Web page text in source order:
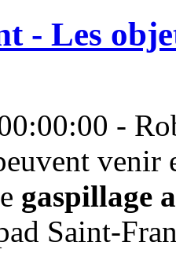
- Les
-
venir
gaspillage
Saint-